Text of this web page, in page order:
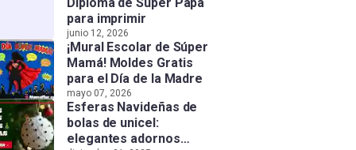
para imprimir
junio 12, 2026
¡Mural Escolar de Súper
Mamá! Moldes Gratis
para el Día de la Madre
mayo 07, 2026
Esferas Navideñas de
bolas de unicel:
elegantes adornos